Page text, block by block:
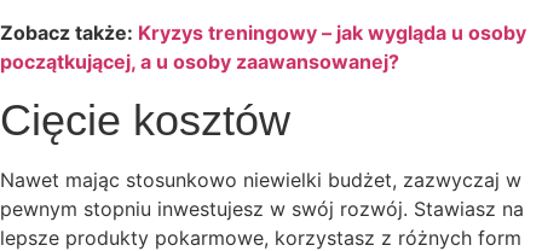
Zobacz także: Kryzys treningowy – jak wygląda u osoby
początkującej, a u osoby zaawansowanej?
Cięcie kosztów
Nawet mając stosunkowo niewielki budżet, zazwyczaj w
pewnym stopniu inwestujesz w swój rozwój. Stawiasz na
lepsze produkty pokarmowe, korzystasz z różnych form